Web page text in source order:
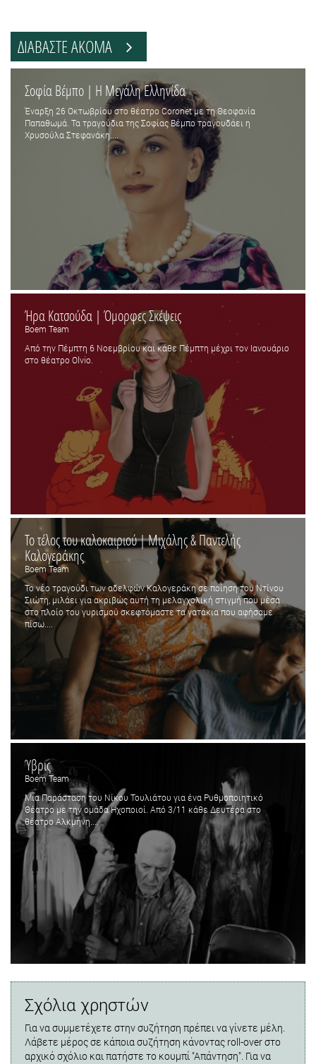
ΔΙΑΒΑΣΤΕ ΑΚΟΜΑ
Σοφία Βέμπο | Η Μεγάλη Ελληνίδα
Έναρξη 26 Οκτωβρίου στο θέατρο Coronet με τη Θεοφανία
Παπαθωμά. Τα τραγούδια της Σοφίας Βέμπο τραγουδάει η
Χρυσούλα Στεφανάκη....
Ήρα Κατσούδα | Όμορφες Σκέψεις
Boem Team
Από την Πέμπτη 6 Νοεμβρίου και κάθε Πέμπτη μέχρι τον Ιανουάριο
στο θέατρο Olvio.
Το τέλος του καλοκαιριού | Μιχάλης & Παντελής
Καλογεράκης
Boem Team
Το νέο τραγούδι των αδελφών Καλογεράκη σε ποίηση του Ντίνου
Σιώτη, μιλάει για ακριβώς αυτή τη μελαγχολική στιγμή που μέσα
στο πλοίο του γυρισμού σκεφτόμαστε τα γατάκια που αφήσαμε
πίσω....
Ύβρις
Boem Team
Μια Παράσταση του Νίκου Τουλιάτου για ένα Ρυθμοποιητικό
Θέατρο με την ομάδα Ηχοποιοί. Από 3/11 κάθε Δευτέρα στο
θέατρο Αλκμήνη....
Σχόλια χρηστών
Για να συμμετέχετε στην συζήτηση πρέπει να γίνετε μέλη.
Λάβετε μέρος σε κάποια συζήτηση κάνοντας roll-over στο
αρχικό σχόλιο και πατήστε το κουμπί "Απάντηση". Για να